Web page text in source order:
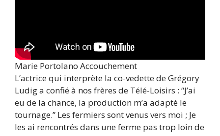
Marie Portolano Accouchement
L’actrice qui interprète la co-vedette de Grégory
Ludig a confié à nos frères de Télé-Loisirs : “J’ai
eu de la chance, la production m’a adapté le
tournage.” Les fermiers sont venus vers moi ; Je
les ai rencontrés dans une ferme pas trop loin de